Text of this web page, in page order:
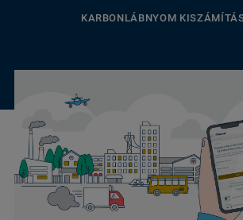
KARBONLÁBNYOM